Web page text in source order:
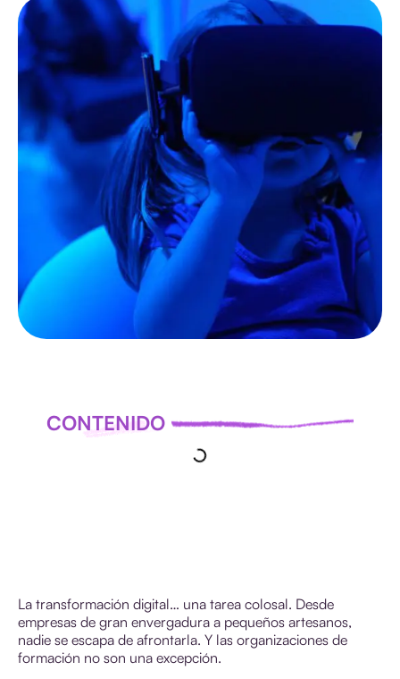
TODOS
LAS
NOTICIAS
TODOS
LAS
NOTICIAS
CONTENIDO
La transformación digital… una tarea colosal. Desde
empresas de gran envergadura a pequeños artesanos,
nadie se escapa de afrontarla. Y las organizaciones de
formación no son una excepción.